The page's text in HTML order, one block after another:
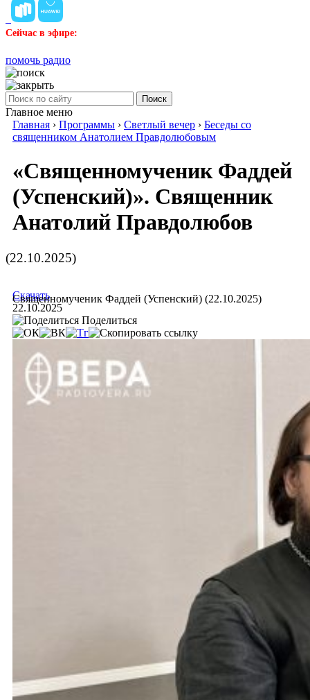
Сейчас в эфире:
помочь радио
Поиск
Главное меню
Главная › Программы › Светлый вечер › Беседы со
священником Анатолием Правдолюбовым
«Священномученик Фаддей
(Успенский)». Священник
Анатолий Правдолюбов
(22.10.2025)
Священномученик Фаддей (Успенский) (22.10.2025)
Скачать
22.10.2025
Поделиться